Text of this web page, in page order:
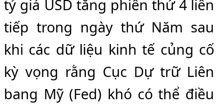
tỷ giá USD tăng phiên thứ 4 liên
tiếp trong ngày thứ Năm sau
khi các dữ liệu kinh tế củng cố
kỳ vọng rằng Cục Dự trữ Liên
bang Mỹ (Fed) khó có thể điều